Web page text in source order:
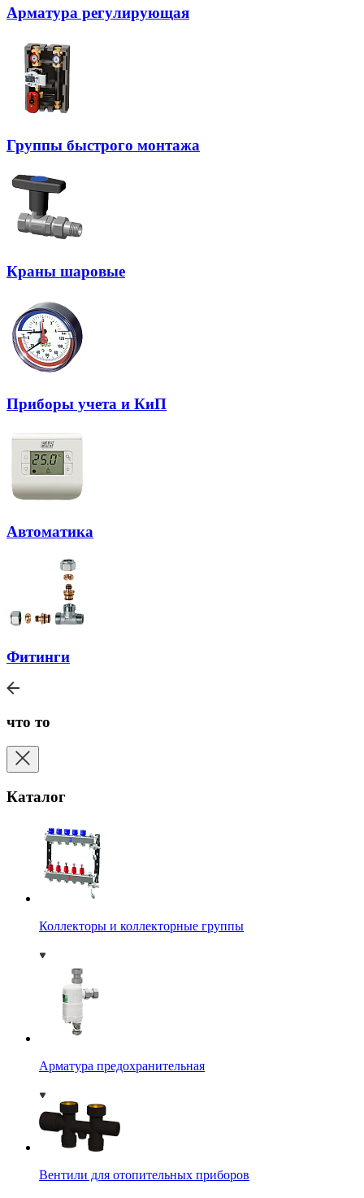
Арматура регулирующая
Группы быстрого монтажа
Краны шаровые
Приборы учета и КиП
Автоматика
Фитинги
что то
Каталог
Коллекторы и коллекторные группы
Арматура предохранительная
Вентили для отопительных приборов